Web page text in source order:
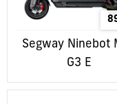
Segway Ninebot
G3 E